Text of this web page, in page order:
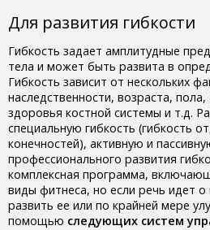
Для развития гибкости
Гибкость задает амплитудные
тела и может быть развита в
Гибкость зависит от нескольких
наследственности, возраста,
здоровья костной системы и т.д.
специальную гибкость (гибкость
конечностей), активную и
профессионального развития
комплексная программа,
виды фитнеса, но если речь идет о
развить ее или по крайней мере
помощью следующих систем